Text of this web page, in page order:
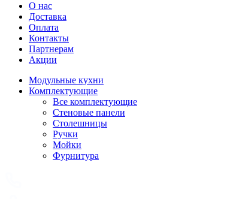
О нас
Доставка
Оплата
Контакты
Партнерам
Акции
Модульные кухни
Комплектующие
Все комплектующие
Стеновые панели
Столешницы
Ручки
Мойки
Фурнитура